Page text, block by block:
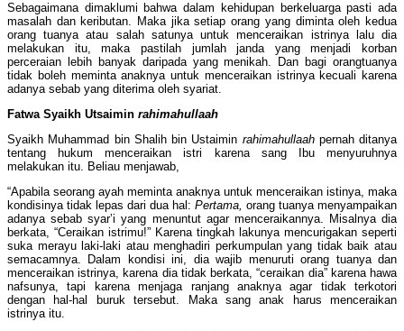
Sebagaimana dimaklumi bahwa dalam kehidupan berkeluarga pasti ada
masalah dan keributan. Maka jika setiap orang yang diminta oleh kedua
orang tuanya atau salah satunya untuk menceraikan istrinya lalu dia
melakukan itu, maka pastilah jumlah janda yang menjadi korban
perceraian lebih banyak daripada yang menikah. Dan bagi orangtuanya
tidak boleh meminta anaknya untuk menceraikan istrinya kecuali karena
adanya sebab yang diterima oleh syariat.
Fatwa Syaikh Utsaimin rahimahullaah
Syaikh Muhammad bin Shalih bin Ustaimin rahimahullaah pernah ditanya
tentang hukum menceraikan istri karena sang Ibu menyuruhnya
melakukan itu. Beliau menjawab,
“Apabila seorang ayah meminta anaknya untuk menceraikan istinya, maka
kondisinya tidak lepas dari dua hal: Pertama, orang tuanya menyampaikan
adanya sebab syar’i yang menuntut agar menceraikannya. Misalnya dia
berkata, “Ceraikan istrimu!” Karena tingkah lakunya mencurigakan seperti
suka merayu laki-laki atau menghadiri perkumpulan yang tidak baik atau
semacamnya. Dalam kondisi ini, dia wajib menuruti orang tuanya dan
menceraikan istrinya, karena dia tidak berkata, “ceraikan dia” karena hawa
nafsunya, tapi karena menjaga ranjang anaknya agar tidak terkotori
dengan hal-hal buruk tersebut. Maka sang anak harus menceraikan
istrinya itu.